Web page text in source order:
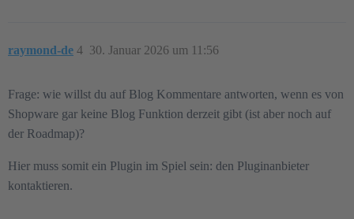
raymond-de 30. Januar 2026 um 11:56
4
Frage: wie willst du auf Blog Kommentare antworten, wenn es von
Shopware gar keine Blog Funktion derzeit gibt (ist aber noch auf
der Roadmap)?
Hier muss somit ein Plugin im Spiel sein: den Pluginanbieter
kontaktieren.